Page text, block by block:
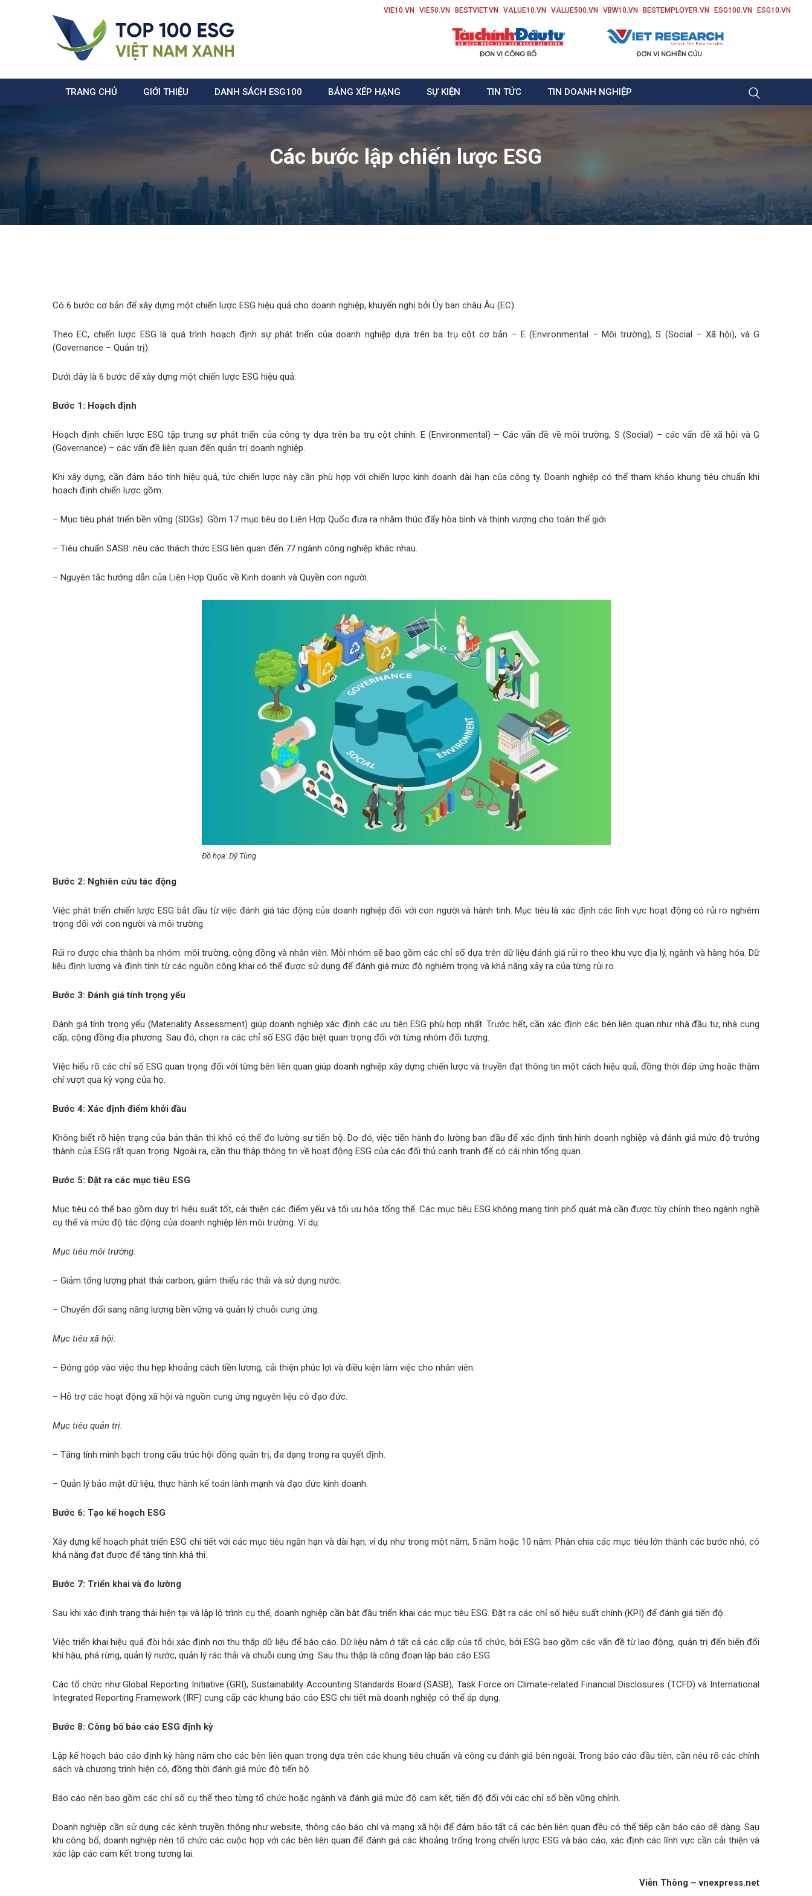
VIE10.VN VIE50.VN BESTVIET.VN VALUE10.VN VALUE500.VN VBW10.VN BESTEMPLOYER.VN ESG100.VN ESG10.VN
TRANG CHỦ GIỚI THIỆU DANH SÁCH ESG100 BẢNG XẾP HẠNG SỰ KIỆN TIN TỨC TIN DOANH NGHIỆP
Các bước lập chiến lược ESG
Có 6 bước cơ bản để xây dựng một chiến lược ESG hiệu quả cho doanh nghiệp, khuyến nghị bởi Ủy ban châu Âu (EC).
Theo EC, chiến lược ESG là quá trình hoạch định sự phát triển của doanh nghiệp dựa trên ba trụ cột cơ bản – E (Environmental – Môi trường), S (Social – Xã hội), và G
(Governance – Quản trị).
Dưới đây là 6 bước để xây dựng một chiến lược ESG hiệu quả:
Bước 1: Hoạch định
Hoạch định chiến lược ESG tập trung sự phát triển của công ty dựa trên ba trụ cột chính: E (Environmental) – Các vấn đề về môi trường; S (Social) – các vấn đề xã hội và G
(Governance) – các vấn đề liên quan đến quản trị doanh nghiệp.
Khi xây dựng, cần đảm bảo tính hiệu quả, tức chiến lược này cần phù hợp với chiến lược kinh doanh dài hạn của công ty. Doanh nghiệp có thể tham khảo khung tiêu chuẩn khi
hoạch định chiến lược gồm:
– Mục tiêu phát triển bền vững (SDGs): Gồm 17 mục tiêu do Liên Hợp Quốc đưa ra nhằm thúc đẩy hòa bình và thịnh vượng cho toàn thế giới.
– Tiêu chuẩn SASB: nêu các thách thức ESG liên quan đến 77 ngành công nghiệp khác nhau.
– Nguyên tắc hướng dẫn của Liên Hợp Quốc về Kinh doanh và Quyền con người.
Đồ họa: Dỹ Tùng
Bước 2: Nghiên cứu tác động
Việc phát triển chiến lược ESG bắt đầu từ việc đánh giá tác động của doanh nghiệp đối với con người và hành tinh. Mục tiêu là xác định các lĩnh vực hoạt động có rủi ro nghiêm
trọng đối với con người và môi trường.
Rủi ro được chia thành ba nhóm: môi trường, cộng đồng và nhân viên. Mỗi nhóm sẽ bao gồm các chỉ số dựa trên dữ liệu đánh giá rủi ro theo khu vực địa lý, ngành và hàng hóa. Dữ
liệu định lượng và định tính từ các nguồn công khai có thể được sử dụng để đánh giá mức độ nghiêm trọng và khả năng xảy ra của từng rủi ro.
Bước 3: Đánh giá tính trọng yếu
Đánh giá tính trọng yếu (Materiality Assessment) giúp doanh nghiệp xác định các ưu tiên ESG phù hợp nhất. Trước hết, cần xác định các bên liên quan như nhà đầu tư, nhà cung
cấp, cộng đồng địa phương. Sau đó, chọn ra các chỉ số ESG đặc biệt quan trọng đối với từng nhóm đối tượng.
Việc hiểu rõ các chỉ số ESG quan trọng đối với từng bên liên quan giúp doanh nghiệp xây dựng chiến lược và truyền đạt thông tin một cách hiệu quả, đồng thời đáp ứng hoặc thậm
chí vượt qua kỳ vọng của họ.
Bước 4: Xác định điểm khởi đầu
Không biết rõ hiện trạng của bản thân thì khó có thể đo lường sự tiến bộ. Do đó, việc tiến hành đo lường ban đầu để xác định tình hình doanh nghiệp và đánh giá mức độ trưởng
thành của ESG rất quan trọng. Ngoài ra, cần thu thập thông tin về hoạt động ESG của các đối thủ cạnh tranh để có cái nhìn tổng quan.
Bước 5: Đặt ra các mục tiêu ESG
Mục tiêu có thể bao gồm duy trì hiệu suất tốt, cải thiện các điểm yếu và tối ưu hóa tổng thể. Các mục tiêu ESG không mang tính phổ quát mà cần được tùy chỉnh theo ngành nghề
cụ thể và mức độ tác động của doanh nghiệp lên môi trường. Ví dụ:
Mục tiêu môi trường:
– Giảm tổng lượng phát thải carbon, giảm thiểu rác thải và sử dụng nước.
– Chuyển đổi sang năng lượng bền vững và quản lý chuỗi cung ứng.
Mục tiêu xã hội:
– Đóng góp vào việc thu hẹp khoảng cách tiền lương, cải thiện phúc lợi và điều kiện làm việc cho nhân viên.
– Hỗ trợ các hoạt động xã hội và nguồn cung ứng nguyên liệu có đạo đức.
Mục tiêu quản trị:
– Tăng tính minh bạch trong cấu trúc hội đồng quản trị, đa dạng trong ra quyết định.
– Quản lý bảo mật dữ liệu, thực hành kế toán lành mạnh và đạo đức kinh doanh.
Bước 6: Tạo kế hoạch ESG
Xây dựng kế hoạch phát triển ESG chi tiết với các mục tiêu ngắn hạn và dài hạn, ví dụ như trong một năm, 5 năm hoặc 10 năm. Phân chia các mục tiêu lớn thành các bước nhỏ, có
khả năng đạt được để tăng tính khả thi.
Bước 7: Triển khai và đo lường
Sau khi xác định trạng thái hiện tại và lập lộ trình cụ thể, doanh nghiệp cần bắt đầu triển khai các mục tiêu ESG. Đặt ra các chỉ số hiệu suất chính (KPI) để đánh giá tiến độ.
Việc triển khai hiệu quả đòi hỏi xác định nơi thu thập dữ liệu để báo cáo. Dữ liệu nằm ở tất cả các cấp của tổ chức, bởi ESG bao gồm các vấn đề từ lao động, quản trị đến biến đổi
khí hậu, phá rừng, quản lý nước, quản lý rác thải và chuỗi cung ứng. Sau thu thập là công đoạn lập báo cáo ESG.
Các tổ chức như Global Reporting Initiative (GRI), Sustainability Accounting Standards Board (SASB), Task Force on Climate-related Financial Disclosures (TCFD) và International
Integrated Reporting Framework (IRF) cung cấp các khung báo cáo ESG chi tiết mà doanh nghiệp có thể áp dụng.
Bước 8: Công bố báo cáo ESG định kỳ
Lập kế hoạch báo cáo định kỳ hàng năm cho các bên liên quan trọng dựa trên các khung tiêu chuẩn và công cụ đánh giá bên ngoài. Trong báo cáo đầu tiên, cần nêu rõ các chính
sách và chương trình hiện có, đồng thời đánh giá mức độ tiến bộ.
Báo cáo nên bao gồm các chỉ số cụ thể theo từng tổ chức hoặc ngành và đánh giá mức độ cam kết, tiến độ đối với các chỉ số bền vững chính.
Doanh nghiệp cần sử dụng các kênh truyền thông như website, thông cáo báo chí và mạng xã hội để đảm bảo tất cả các bên liên quan đều có thể tiếp cận báo cáo dễ dàng. Sau
khi công bố, doanh nghiệp nên tổ chức các cuộc họp với các bên liên quan để đánh giá các khoảng trống trong chiến lược ESG và báo cáo, xác định các lĩnh vực cần cải thiện và
xác lập các cam kết trong tương lai.
Viễn Thông – vnexpress.net